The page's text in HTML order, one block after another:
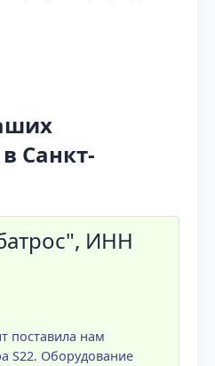
Санкт-
ИНН
поставила нам
S22. Оборудование